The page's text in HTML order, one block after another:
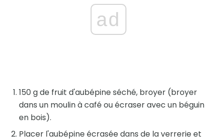
ad
150 g de fruit d'aubépine séché, broyer (broyer
dans un moulin à café ou écraser avec un béguin
en bois).
Placer l'aubépine écrasée dans de la verrerie et